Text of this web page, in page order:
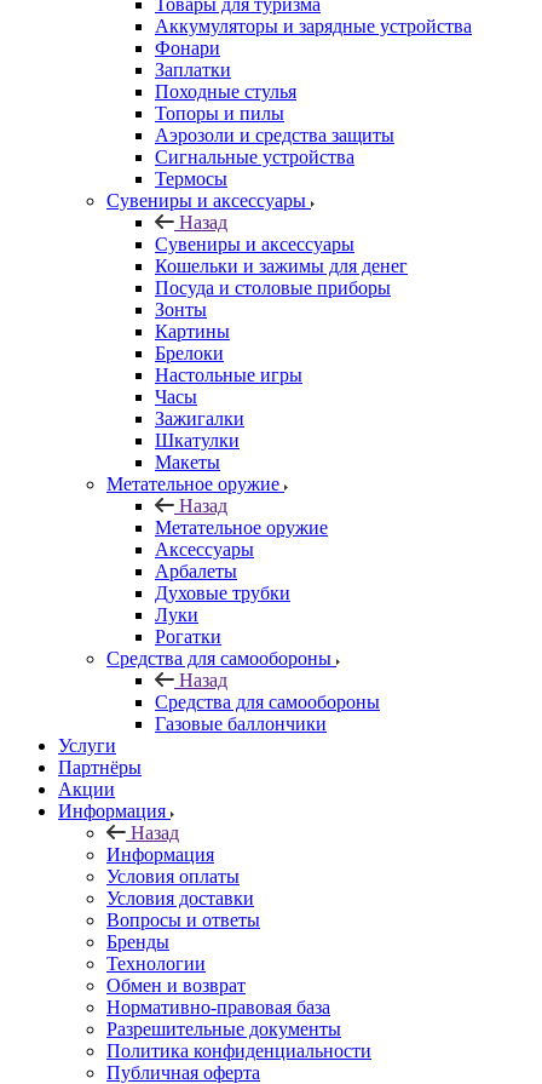
Товары для туризма
Аккумуляторы и зарядные устройства
Фонари
Заплатки
Походные стулья
Топоры и пилы
Аэрозоли и средства защиты
Сигнальные устройства
Термосы
Сувениры и аксессуары
Назад
Сувениры и аксессуары
Кошельки и зажимы для денег
Посуда и столовые приборы
Зонты
Картины
Брелоки
Настольные игры
Часы
Зажигалки
Шкатулки
Макеты
Метательное оружие
Назад
Метательное оружие
Аксессуары
Арбалеты
Духовые трубки
Луки
Рогатки
Средства для самообороны
Назад
Средства для самообороны
Газовые баллончики
Услуги
Партнёры
Акции
Информация
Назад
Информация
Условия оплаты
Условия доставки
Вопросы и ответы
Бренды
Технологии
Обмен и возврат
Нормативно-правовая база
Разрешительные документы
Политика конфиденциальности
Публичная оферта